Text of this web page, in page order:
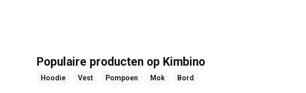
Populaire producten op Kimbino
Hoodie Vest Pompoen Mok Bord